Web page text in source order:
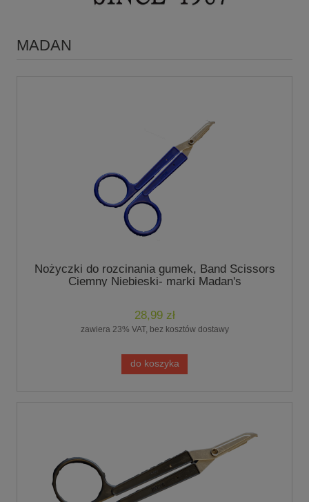
MADAN
Nożyczki do rozcinania gumek, Band Scissors
Ciemny Niebieski- marki Madan's
28,99 zł
zawiera 23% VAT, bez kosztów dostawy
do koszyka